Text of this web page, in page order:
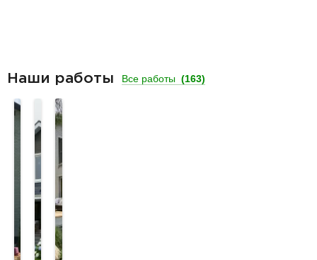
Наши работы Все работы (163)